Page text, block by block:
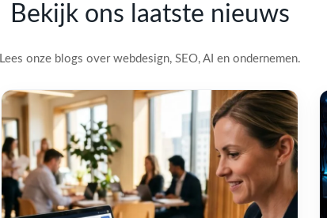
Bekijk ons laatste nieuws
Lees onze blogs over webdesign, SEO, AI en ondernemen.